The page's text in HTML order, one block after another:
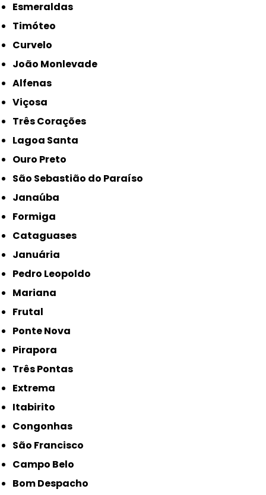
Esmeraldas
Timóteo
Curvelo
João Monlevade
Alfenas
Viçosa
Três Corações
Lagoa Santa
Ouro Preto
São Sebastião do Paraíso
Janaúba
Formiga
Cataguases
Januária
Pedro Leopoldo
Mariana
Frutal
Ponte Nova
Pirapora
Três Pontas
Extrema
Itabirito
Congonhas
São Francisco
Campo Belo
Bom Despacho